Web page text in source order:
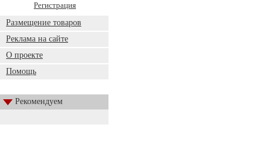
Регистрация
Размещение товаров
Реклама на сайте
О проекте
Помощь
Рекомендуем